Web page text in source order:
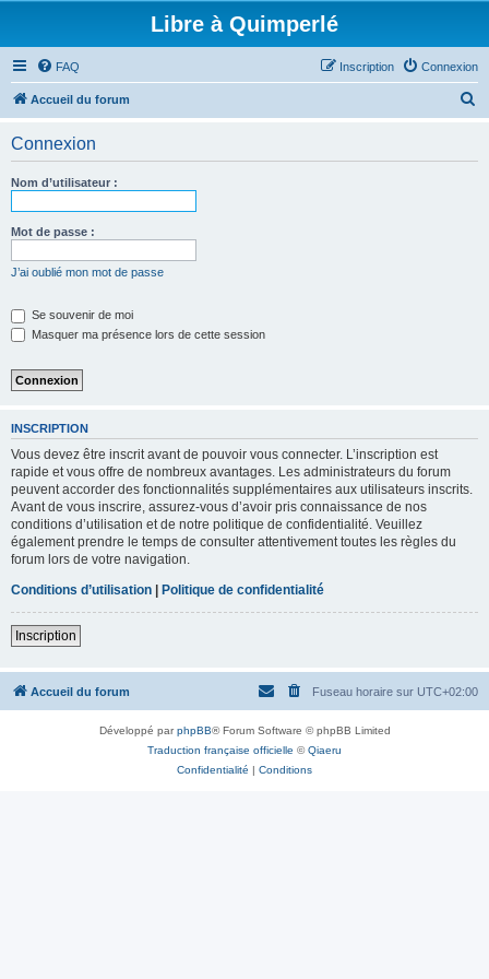
Libre à Quimperlé
FAQ Connexion
Inscription
Accueil du forum
Connexion
Nom d’utilisateur :
Mot de passe :
J’ai oublié mon mot de passe
Se souvenir de moi
Masquer ma présence lors de cette session
INSCRIPTION
Vous devez être inscrit avant de pouvoir vous connecter. L’inscription est
rapide et vous offre de nombreux avantages. Les administrateurs du forum
peuvent accorder des fonctionnalités supplémentaires aux utilisateurs inscrits.
Avant de vous inscrire, assurez-vous d’avoir pris connaissance de nos
conditions d’utilisation et de notre politique de confidentialité. Veuillez
également prendre le temps de consulter attentivement toutes les règles du
forum lors de votre navigation.
Conditions d’utilisation | Politique de confidentialité
Inscription
Accueil du forum Fuseau horaire sur UTC+02:00
Développé parphpBB® Forum Software © phpBB Limited
Traduction française officielle ©Qiaeru
Confidentialité | Conditions